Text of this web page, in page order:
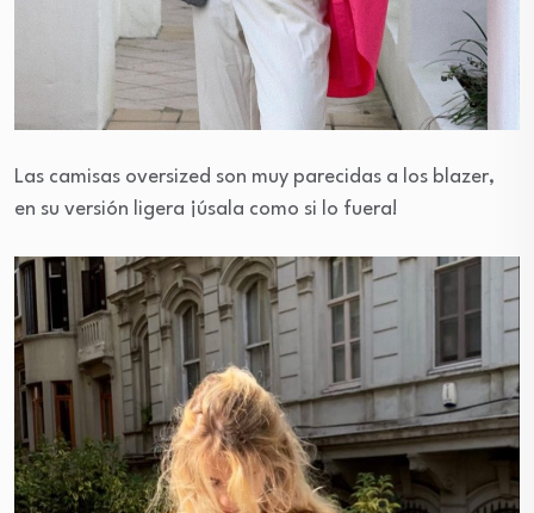
Las camisas oversized son muy parecidas a los blazer,
en su versión ligera ¡úsala como si lo fuera!